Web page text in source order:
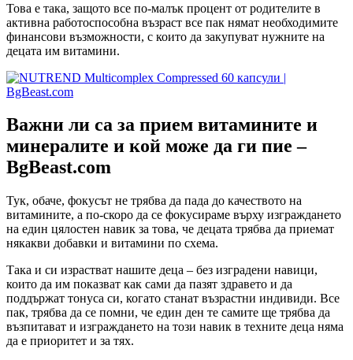
Това е така, защото все по-малък процент от родителите в
активна работоспособна възраст все пак нямат необходимите
финансови възможности, с които да закупуват нужните на
децата им витамини.
Важни ли са за прием витамините и
минералите и кой може да ги пие –
BgBeast.com
Тук, обаче, фокусът не трябва да пада до качеството на
витамините, а по-скоро да се фокусираме върху изграждането
на един цялостен навик за това, че децата трябва да приемат
някакви добавки и витамини по схема.
Така и си израстват нашите деца – без изградени навици,
които да им показват как сами да пазят здравето и да
поддържат тонуса си, когато станат възрастни индивиди. Все
пак, трябва да се помни, че един ден те самите ще трябва да
възпитават и изграждането на този навик в техните деца няма
да е приоритет и за тях.